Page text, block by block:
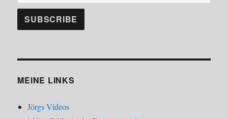
MEINE LINKS
Jörgs Videos